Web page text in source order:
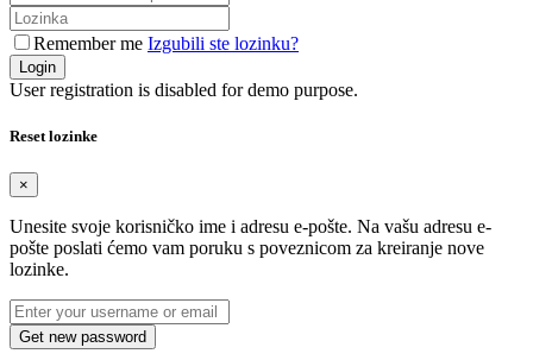
Remember me Izgubili ste lozinku?
Login
User registration is disabled for demo purpose.
Reset lozinke
×
Unesite svoje korisničko ime i adresu e-pošte. Na vašu adresu e-
pošte poslati ćemo vam poruku s poveznicom za kreiranje nove
lozinke.
Get new password